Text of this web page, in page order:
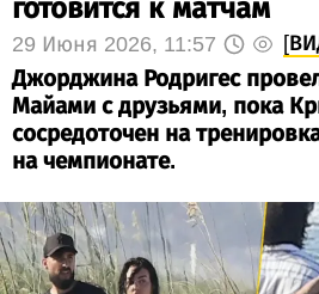
ВИДЕО
ГОРОСКОП
готовится к матчам
29 Июня 2026, 11:57
Джорджина Родригес
Майами с друзьями, пока
сосредоточен на
на чемпионате.